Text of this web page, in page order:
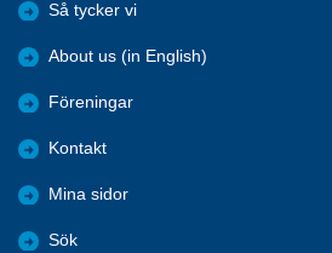
Så tycker vi
About us (in English)
Föreningar
Kontakt
Mina sidor
Sök